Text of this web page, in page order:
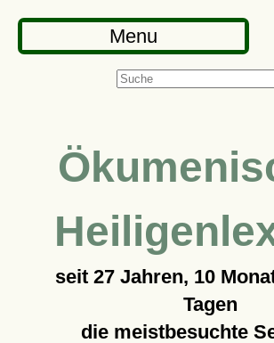
Menu
seit 27 Jahren, 10
Tagen
die meistbesuchte